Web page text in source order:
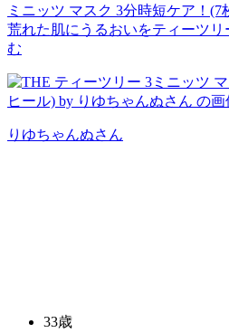
ミニッツ マスク 3分時短ケア！(7
荒れた肌にうるおいをティーツ
む
りゆちゃんぬさん
33歳